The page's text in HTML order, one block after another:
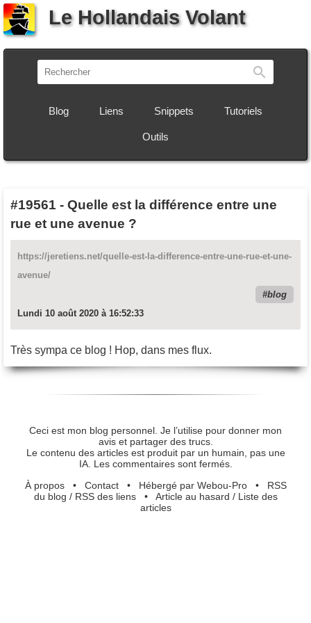
Le Hollandais Volant
Blog Liens Snippets Tutoriels
Outils
#19561 - Quelle est la différence entre une
rue et une avenue ?
https://jeretiens.net/quelle-est-la-difference-entre-une-rue-et-une-
avenue/
blog
Lundi 10 août 2020 à 16:52:33
Très sympa ce blog ! Hop, dans mes flux.
Ceci est mon blog personnel. Je l’utilise pour donner mon
avis et partager des trucs.
Le contenu des articles est produit par un humain, pas une
IA. Les commentaires sont fermés.
À propos• Contact• Hébergé par Webou-Pro• RSS
du blog / RSS des liens• Article au hasard / Liste des
articles